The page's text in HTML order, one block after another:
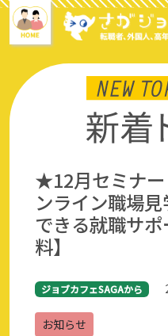
★12月セミナ
ンライン職場
できる就職サ
料】
ジョブカフェSAGAから
お知らせ